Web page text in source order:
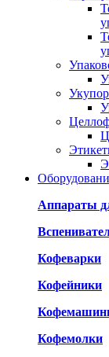
Аппараты
Кофеварки
Кофейники
Кофемолки